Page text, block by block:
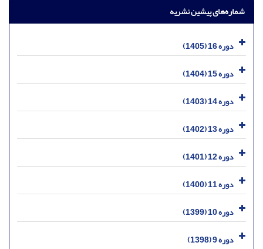
شماره‌های پیشین نشریه
دوره 16 (1405)
دوره 15 (1404)
دوره 14 (1403)
دوره 13 (1402)
دوره 12 (1401)
دوره 11 (1400)
دوره 10 (1399)
دوره 9 (1398)